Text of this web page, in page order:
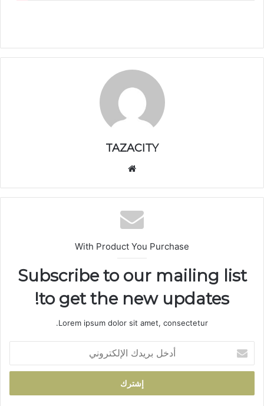
TAZACITY
الوي
ب
With Product You Purchase
Subscribe to our mailing list
to get the new updates!
Lorem ipsum dolor sit amet, consectetur.
خ
ب